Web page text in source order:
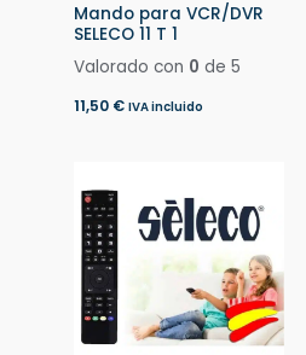
Mando para VCR/DVR
SELECO 11 T 1
Valorado con 0 de 5
11,50 € IVA incluido